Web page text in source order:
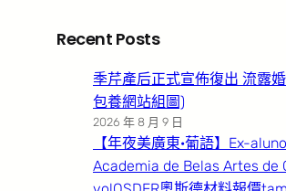
Recent Posts
季芹產后正式宣佈復出 流露
包養網站組圖)
2026 年 8 月 9 日
【年夜美廣東·葡語】Ex-
Academia de Belas Artes de